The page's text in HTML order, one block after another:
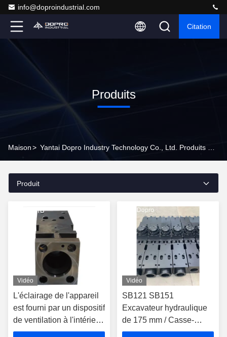
info@doproindustrial.com
Citation
Produits
Maison>
Produit
Vidéo
L'éclairage de l'appareil
est fourni par un dispositif
de ventilation à l'intérieur
de la chambre.
Vidéo
SB121 SB151
Excavateur hydraulique
de 175 mm / Casse-
roche à marteau